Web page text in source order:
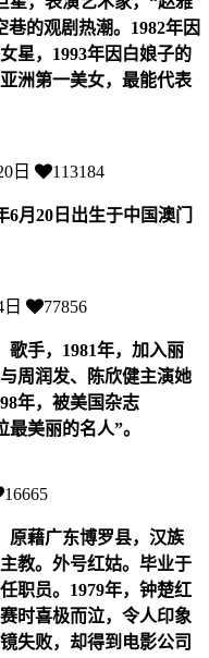
的观剧热潮。1982年因
星，1993年因白娘子的
洲第一美女，最能代表
日 113184
6月20日出生于中国澳门
77856
歌手，1981年，加入丽
周润发、陈欣健主演她
年，被美国杂志
最美丽的名人”。
16665
原藉广东博罗县，汉族
教。外号红姑。毕业于
职员。1979年，钟楚红
时喜极而泣，令人印象
失败，却得到电影公司